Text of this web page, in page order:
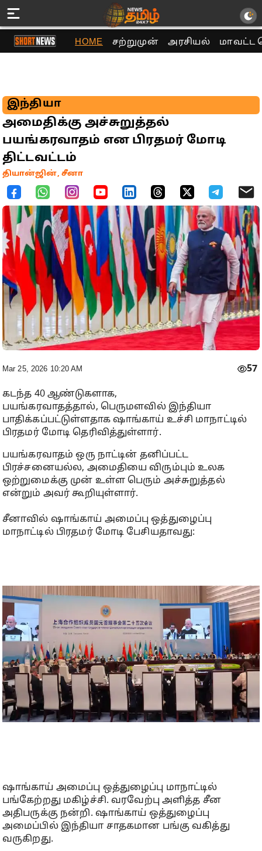
HOME சற்றுமுன் அரசியல் மாவட்ட
இந்தியா
அமைதிக்கு அச்சுறுத்தல்
பயங்கரவாதம் என பிரதமர் மோடி
திட்டவட்டம்
தியான்ஜின், சீனா
Mar 25, 2026 10:20 AM 57
கடந்த 40 ஆண்டுகளாக,
பயங்கரவாதத்தால், பெருமளவில் இந்தியா
பாதிக்கப்பட்டுள்ளதாக ஷாங்காய் உச்சி மாநாட்டில்
பிரதமர் மோடி தெரிவித்துள்ளார்.
பயங்கரவாதம் ஒரு நாட்டின் தனிப்பட்ட
பிரச்சனையல்ல, அமைதியை விரும்பும் உலக
ஒற்றுமைக்கு முன் உள்ள பெரும் அச்சுறுத்தல்
என்றும் அவர் கூறியுள்ளார்.
சீனாவில் ஷாங்காய் அமைப்பு ஒத்துழைப்பு
மாநாட்டில் பிரதமர் மோடி பேசியதாவது:
ஷாங்காய் அமைப்பு ஒத்துழைப்பு மாநாட்டில்
பங்கேற்றது மகிழ்ச்சி. வரவேற்பு அளித்த சீன
அதிபருக்கு நன்றி. ஷாங்காய் ஒத்துழைப்பு
அமைப்பில் இந்தியா சாதகமான பங்கு வகித்து
வருகிறது.